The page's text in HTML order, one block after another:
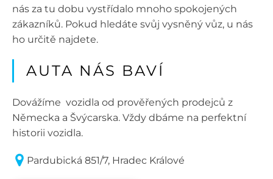
nás za tu dobu vystřídalo mnoho spokojených
zákazníků. Pokud hledáte svůj vysněný vůz, u nás
ho určitě najdete.
AUTA NÁS BAVÍ
Dovážíme vozidla od prověřených prodejců z
Německa a Švýcarska. Vždy dbáme na perfektní
historii vozidla.
Pardubická 851/7, Hradec Králové